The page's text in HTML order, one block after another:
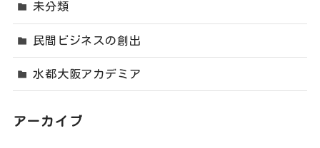
未分類
民間ビジネスの創出
水都大阪アカデミア
アーカイブ